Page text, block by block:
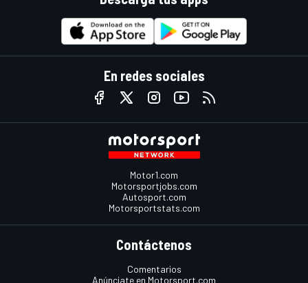
En redes sociales
Motor1.com
Motorsportjobs.com
Autosport.com
Motorsportstats.com
Contáctenos
Comentarios
Anúnciate en Motorsport.com